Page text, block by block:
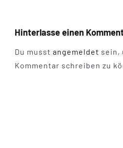
Hinterlasse einen
Du musst angemeldet sein,
Kommentar schreiben zu